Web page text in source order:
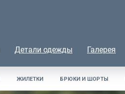
Детали одежды Галерея
ЖИЛЕТКИ БРЮКИ И ШОРТЫ